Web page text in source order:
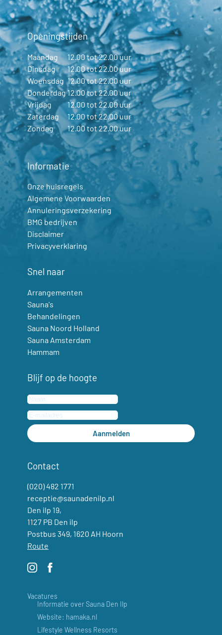
Openingstijden
Maandag
12.00 tot 22.00 uur
Dinsdag
12.00 tot 22.00 uur
Woensdag 12.00 tot 22.00 uur
Donderdag12.00 tot 22.00 uur
Vrijdag
12.00 tot 22.00 uur
Zaterdag
12.00 tot 22.00 uur
Zondag
12.00 tot 22.00 uur
Informatie
Onze huisregels
Algemene Voorwaarden
Annuleringsverzekering
BMG bedrijven
Disclaimer
Privacyverklaring
Snel naar
Arrangementen
Sauna's
Behandelingen
Sauna Noord Holland
Sauna Amsterdam
Hammam
Blijf op de hoogte
Aanmelden
Contact
(020) 482 1771
receptie@saunadenilp.nl
Den ilp 19,
1127 PB Den ilp
Postbus 349, 1620 AH Hoorn
Route
Vacatures
Informatie over Sauna Den Ilp
Website: hamaka.nl
Lifestyle Wellness Resorts